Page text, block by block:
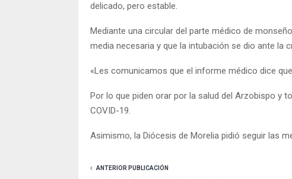
delicado, pero estable.
Mediante una circular del parte médico de
media necesaria y que la intubación se dio ante la
«Les comunicamos que el informe médico dice
Por lo que piden orar por la salud del Arzobispo y
COVID-19.
Asimismo, la Diócesis de Morelia pidió seguir las
ANTERIOR PUBLICACIÓN